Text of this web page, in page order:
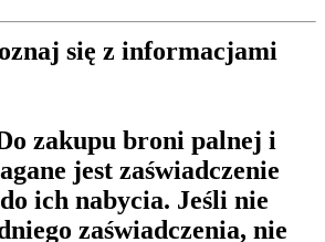
się z informacjami
zakupu broni palnej i
jest zaświadczenie
ich nabycia. Jeśli nie
zaświadczenia, nie